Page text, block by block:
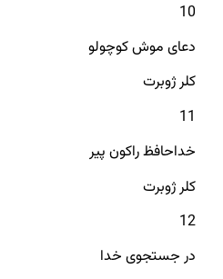
10
دعای موش کوچولو
کلر ژوبرت
11
خداحافظ راکون پیر
کلر ژوبرت
12
در جستجوی خدا